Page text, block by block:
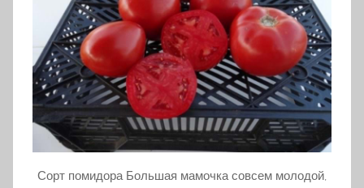
Сорт помидора Большая мамочка совсем молодой,